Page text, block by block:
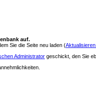
auf.
Sie die Seite neu laden (
Administrator geschickt, den Sie